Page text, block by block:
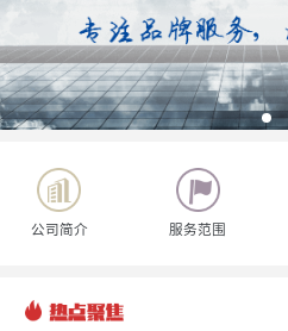
公司简介 服务范围